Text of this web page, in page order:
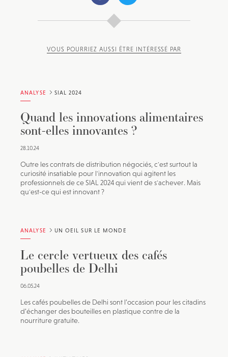
VOUS POURRIEZ AUSSI ÊTRE INTÉRESSÉ PAR
ANALYSE SIAL 2024
Quand les innovations alimentaires
sont-elles innovantes ?
28.10.24
Outre les contrats de distribution négociés, c'est surtout la
curiosité insatiable pour l'innovation qui agitent les
professionnels de ce SIAL 2024 qui vient de s'achever. Mais
qu'est-ce qui est innovant ?
ANALYSE UN OEIL SUR LE MONDE
Le cercle vertueux des cafés
poubelles de Delhi
06.05.24
Les cafés poubelles de Delhi sont l’occasion pour les citadins
d’échanger des bouteilles en plastique contre de la
nourriture gratuite.